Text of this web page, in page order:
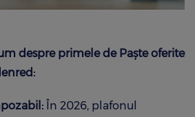
despre primele de Paște oferite
În 2026, plafonul